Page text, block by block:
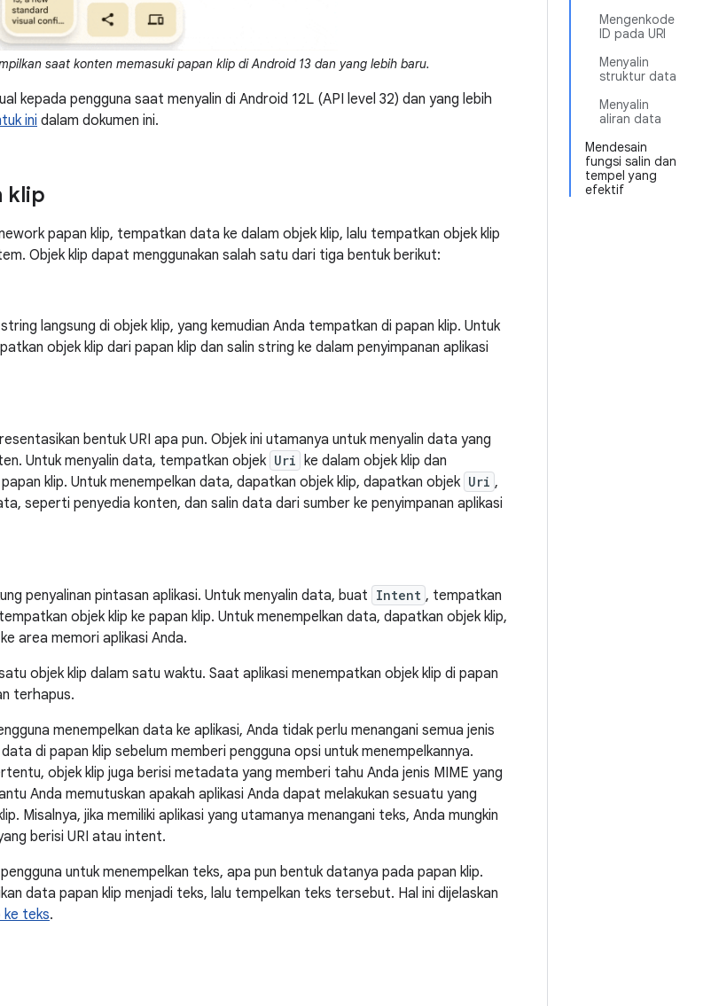
Mengenkode
ID pada URI
Menyalin
struktur data
Menyalin
aliran data
Mendesain
fungsi salin dan
tempel yang
efektif
saat konten memasuki papan klip di Android 13 dan yang lebih baru.
kepada pengguna saat menyalin di Android 12L (API level 32) dan yang lebih
ini dalam dokumen ini.
klip
papan klip, tempatkan data ke dalam objek klip, lalu tempatkan objek klip
Objek klip dapat menggunakan salah satu dari tiga bentuk berikut:
langsung di objek klip, yang kemudian Anda tempatkan di papan klip. Untuk
objek klip dari papan klip dan salin string ke dalam penyimpanan aplikasi
bentuk URI apa pun. Objek ini utamanya untuk menyalin data yang
Untuk menyalin data, tempatkan objek Uri ke dalam objek klip dan
klip. Untuk menempelkan data, dapatkan objek klip, dapatkan objek Uri ,
seperti penyedia konten, dan salin data dari sumber ke penyimpanan aplikasi
penyalinan pintasan aplikasi. Untuk menyalin data, buat Intent , tempatkan
objek klip ke papan klip. Untuk menempelkan data, dapatkan objek klip,
ke area memori aplikasi Anda.
objek klip dalam satu waktu. Saat aplikasi menempatkan objek klip di papan
terhapus.
menempelkan data ke aplikasi, Anda tidak perlu menangani semua jenis
di papan klip sebelum memberi pengguna opsi untuk menempelkannya.
objek klip juga berisi metadata yang memberi tahu Anda jenis MIME yang
Anda memutuskan apakah aplikasi Anda dapat melakukan sesuatu yang
Misalnya, jika memiliki aplikasi yang utamanya menangani teks, Anda mungkin
berisi URI atau intent.
untuk menempelkan teks, apa pun bentuk datanya pada papan klip.
data papan klip menjadi teks, lalu tempelkan teks tersebut. Hal ini dijelaskan
ke teks.